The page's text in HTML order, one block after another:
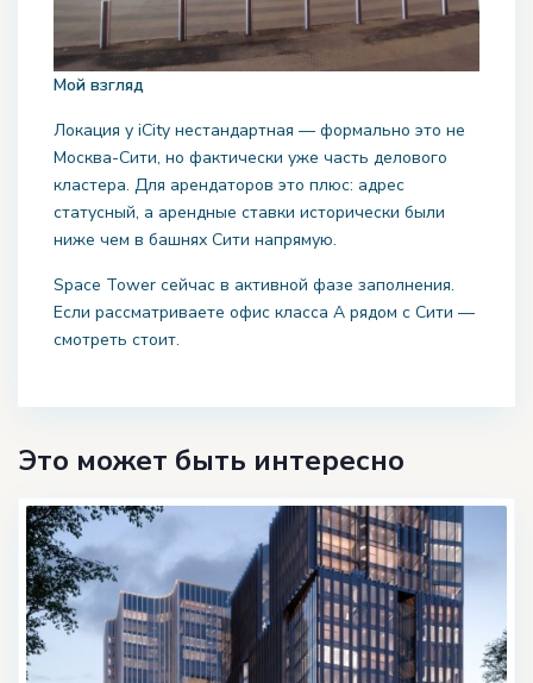
Мой взгляд
Локация у iCity нестандартная — формально это не
Москва-Сити, но фактически уже часть делового
кластера. Для арендаторов это плюс: адрес
статусный, а арендные ставки исторически были
ниже чем в башнях Сити напрямую.
Space Tower сейчас в активной фазе заполнения.
Если рассматриваете офис класса А рядом с Сити —
смотреть стоит.
Это может быть интересно